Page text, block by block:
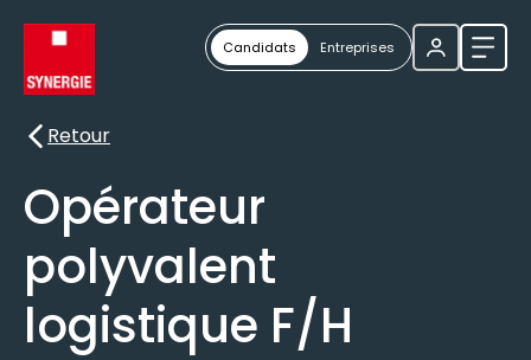
Candidats Entreprises
Retour
Retour
Opérateur
polyvalent
logistique F/H